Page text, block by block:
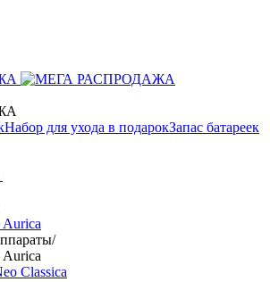
Набор для ухода в подарокЗапас батареек
/
Classica